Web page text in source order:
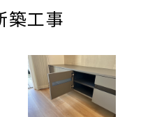
工事